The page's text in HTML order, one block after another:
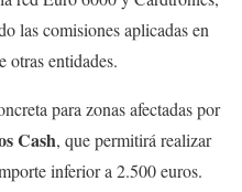
las comisiones aplicadas en
otras entidades.
para zonas afectadas por
Cash, que permitirá realizar
inferior a 2.500 euros.